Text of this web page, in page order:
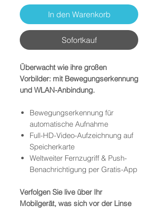
In den Warenkorb
Sofortkauf
Überwacht wie ihre großen
Vorbilder: mit Bewegungserkennung
und WLAN-Anbindung.
Bewegungserkennung für
automatische Aufnahme
Full-HD-Video-Aufzeichnung auf
Speicherkarte
Weltweiter Fernzugriff & Push-
Benachrichtigung per Gratis-App
Verfolgen Sie live über Ihr
Mobilgerät, was sich vor der Linse